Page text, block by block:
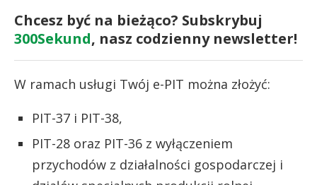
Chcesz być na bieżąco? Subskrybuj
300Sekund, nasz codzienny newsletter!
W ramach usługi Twój e-PIT można złożyć:
PIT-37 i PIT-38,
PIT-28 oraz PIT-36 z wyłączeniem
przychodów z działalności gospodarczej i